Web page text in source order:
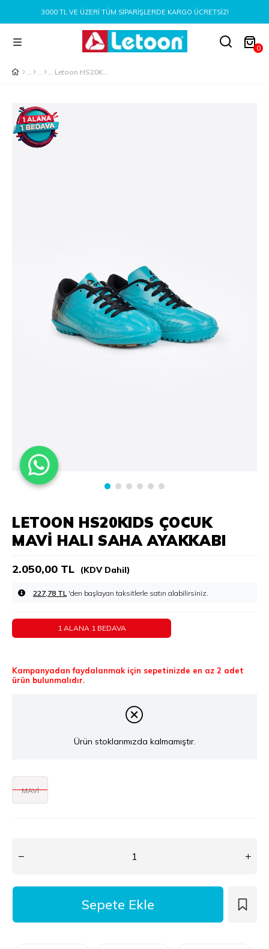
3000 TL VE ÜZERI TÜM SIPARIŞLERDE KARGO ÜCRETSIZ!
0
Letoon HS20KIDS Çocuk Mavi Halı Saha Ayakkabı
LETOON HS20KIDS ÇOCUK
MAVI HALI SAHA AYAKKABI
2.050,00 TL (KDV Dahil)
227,78 TL 'den başlayan taksitlerle
1 ALANA 1 BEDAVA
Kampanyadan faydalanmak için sepetinizde en az 2 adet
ürün bulunmalıdır.
Ürün stoklarımızda kalmamıştır.
MAVİ